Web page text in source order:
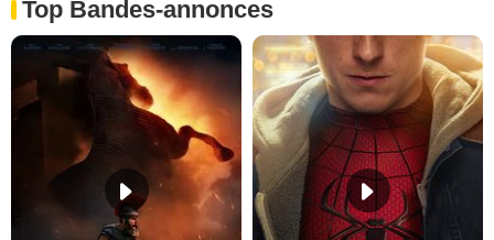
Top Bandes-annonces